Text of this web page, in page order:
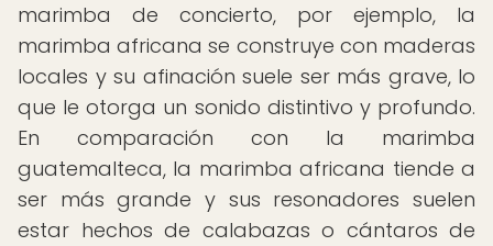
marimba de concierto, por ejemplo, la
marimba africana se construye con maderas
locales y su afinación suele ser más grave, lo
que le otorga un sonido distintivo y profundo.
En comparación con la marimba
guatemalteca, la marimba africana tiende a
ser más grande y sus resonadores suelen
estar hechos de calabazas o cántaros de